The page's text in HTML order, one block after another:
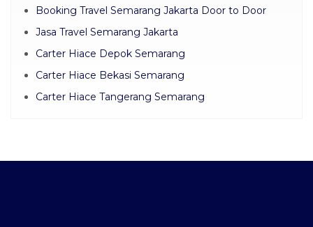
Booking Travel Semarang Jakarta Door to Door
Jasa Travel Semarang Jakarta
Carter Hiace Depok Semarang
Carter Hiace Bekasi Semarang
Carter Hiace Tangerang Semarang